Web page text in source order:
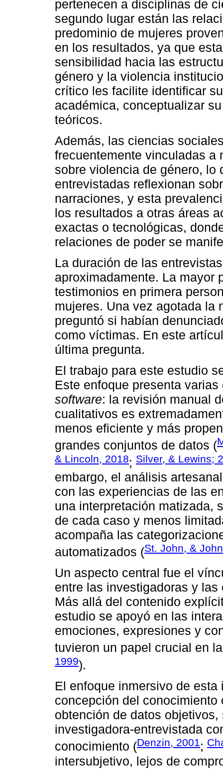
pertenecen a disciplinas de
segundo lugar están las
predominio de mujeres
en los resultados, ya que
sensibilidad hacia las
género y la violencia
crítico les facilite identificar
académica, conceptualizar
teóricos.
Además, las ciencias
frecuentemente vinculadas a
sobre violencia de género, lo
entrevistadas reflexionan
narraciones, y esta
los resultados a otras áreas
exactas o tecnológicas,
relaciones de poder se
La duración de las
aproximadamente. La mayor
testimonios en primera
mujeres. Una vez agotada la
preguntó si habían
como víctimas. En este
última pregunta.
El trabajo para este estudio
Este enfoque presenta
software: la revisión manual
cualitativos es
menos eficiente y más
grandes conjuntos de datos (
& Lincoln, 2018; Silver, & Lewins;
embargo, el análisis
con las experiencias de las
una interpretación matizada,
de cada caso y menos
acompaña las
automatizados (St. John, &
Un aspecto central fue el
entre las investigadoras y
Más allá del contenido
estudio se apoyó en las
emociones, expresiones y
tuvieron un papel crucial en
1999).
El enfoque inmersivo de
concepción del
obtención de datos
investigadora-entrevistada
conocimiento (Denzin, 2001;
intersubjetivo, lejos de